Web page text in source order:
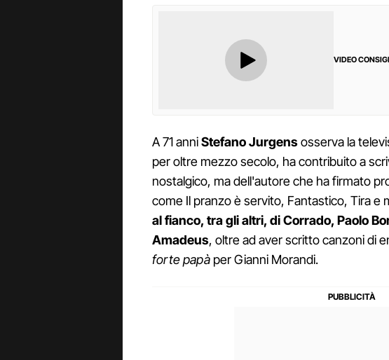
VIDEO
A 71 anniStefano Jurgensosserva la
per oltre mezzo secolo, ha contribuito a
nostalgico, ma dell'autore che ha firmato
come Il pranzo è servito, Fantastico, Tira e
al fianco, tra gli altri, di Corrado, Paolo
Amadeus, oltre ad aver scritto canzoni di
forte papàper Gianni Morandi.